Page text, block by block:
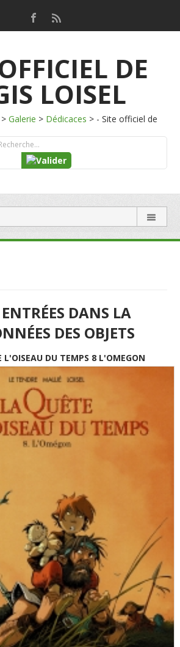
DE
LOISEL
> Galerie > Dédicaces > - Site officiel de
DANS LA
DES OBJETS
DU TEMPS 8 L'OMEGON